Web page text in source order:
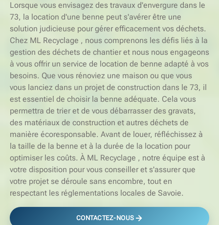
Lorsque vous envisagez des travaux d'envergure dans le
73, la location d'une benne peut s'avérer être une
solution judicieuse pour gérer efficacement vos déchets.
Chez ML Recyclage , nous comprenons les défis liés à la
gestion des déchets de chantier et nous nous engageons
à vous offrir un service de location de benne adapté à vos
besoins. Que vous rénoviez une maison ou que vous
vous lanciez dans un projet de construction dans le 73, il
est essentiel de choisir la benne adéquate. Cela vous
permettra de trier et de vous débarrasser des gravats,
des matériaux de construction et autres déchets de
manière écoresponsable. Avant de louer, réfléchissez à
la taille de la benne et à la durée de la location pour
optimiser les coûts. À ML Recyclage , notre équipe est à
votre disposition pour vous conseiller et s'assurer que
votre projet se déroule sans encombre, tout en
respectant les réglementations locales de Savoie.
CONTACTEZ-NOUS